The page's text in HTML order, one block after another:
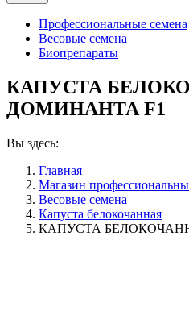
Профессиональные семена
Весовые семена
Биопрепараты
КАПУСТА
ДОМИНАНТА F1
Вы здесь:
Главная
Магазин
Весовые семена
Капуста белокочанная
КАПУСТА